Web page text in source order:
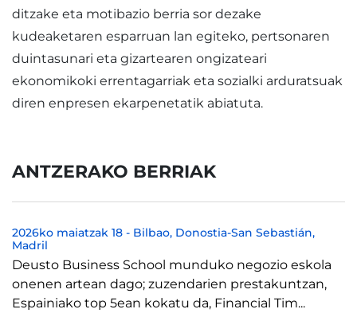
ditzake eta motibazio berria sor dezake
kudeaketaren esparruan lan egiteko, pertsonaren
duintasunari eta gizartearen ongizateari
ekonomikoki errentagarriak eta sozialki arduratsuak
diren enpresen ekarpenetatik abiatuta.
ANTZERAKO BERRIAK
2026ko maiatzak 18 - Bilbao Donostia-San Sebastián
Madril
Deusto Business School munduko negozio eskola
onenen artean dago; zuzendarien prestakuntzan,
Espainiako top 5ean kokatu da, Financial Tim...